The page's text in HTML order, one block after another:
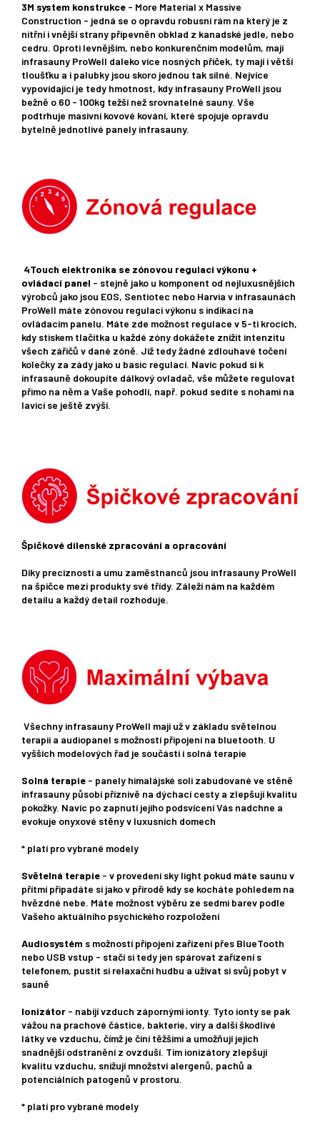
3M system konstrukce - More Material x Massive
Construction - jedná se o opravdu robusní rám na který je z
nitřní i vnější strany připevněn obklad z kanadské jedle, nebo
cedru. Oproti levnějším, nebo konkurenčním modelům, mají
infrasauny ProWell daleko více nosných příček, ty mají i větší
tloušťku a i palubky jsou skoro jednou tak silné. Nejvíce
vypovídající je tedy hmotnost, kdy infrasauny ProWell jsou
bežně o 60 - 100kg težší než srovnatelné sauny. Vše
podtrhuje masivní kovové kování, které spojuje opravdu
bytelně jednotlivé panely infrasauny.
4Touch elektronika se zónovou regulací výkonu +
ovládací panel - stejně jako u komponent od nejluxusnějších
výrobců jako jsou EOS, Sentiotec nebo Harvia v infrasaunách
ProWell máte zónovou regulaci výkonu s indikací na
ovládacím panelu. Máte zde možnost regulace v 5-ti krocích,
kdy stiskem tlačítka u každé zóny dokážete znížit intenzitu
všech zářičů v dané zóně. Již tedy žádné zdlouhavé točení
kolečky za zády jako u basic regulací. Navíc pokud si k
infrasauně dokoupíte dálkový ovladač, vše můžete regulovat
přimo na něm a Vaše pohodlí, např. pokud sedíte s nohami na
lavici se ještě zvýší.
Špičkové dílenské zpracování a opracování
Díky preciznosti a umu zaměstnanců jsou infrasauny ProWell
na špičce mezi produkty své třídy. Záleží nám na každém
detailu a každý detail rozhoduje.
Všechny infrasauny ProWell mají už v základu světelnou
terapii a audiopanel s možností připojení na bluetooth. U
vyšších modelových řad je součástí i solná terapie
Solná terapie - panely himalájské soli zabudované ve stěně
infrasauny působí příznivě na dýchací cesty a zlepšují kvalitu
pokožky. Navíc po zapnutí jejího podsvícení Vás nadchne a
evokuje onyxové stěny v luxusních domech
* platí pro vybrané modely
Světelná terapie - v provedení sky light pokud máte saunu v
přítmí připadáte si jako v přírodě kdy se kocháte pohledem na
hvězdné nebe. Máte možnost výběru ze sedmi barev podle
Vašeho aktuálního psychického rozpoložení
Audiosystém s možností připojení zařízení přes BlueTooth
nebo USB vstup - stačí si tedy jen spárovat zařízení s
telefonem, pustit si relaxační hudbu a užívat si svůj pobyt v
sauně
Ionizátor - nabíjí vzduch zápornými ionty. Tyto ionty se pak
vážou na prachové částice, bakterie, viry a další škodlivé
látky ve vzduchu, čímž je činí těžšími a umožňují jejich
snadnější odstranění z ovzduší. Tím ionizátory zlepšují
kvalitu vzduchu, snižují množství alergenů, pachů a
potenciálních patogenů v prostoru.
* platí pro vybrané modely